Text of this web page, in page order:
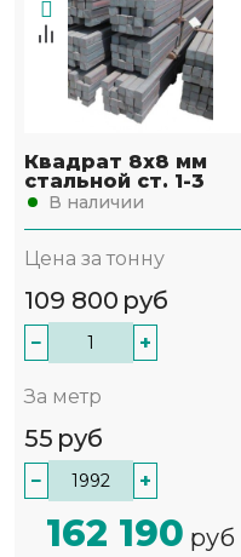
Квадрат 8х8 мм
стальной ст. 1-3
В наличии
Цена за тонну
109 800 руб
− +
За метр
55 руб
− +
162 190 руб